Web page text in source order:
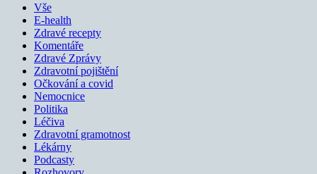
Vše
E-health
Zdravé recepty
Komentáře
Zdravé Zprávy
Zdravotní pojištění
Očkování a covid
Nemocnice
Politika
Léčiva
Zdravotní gramotnost
Lékárny
Podcasty